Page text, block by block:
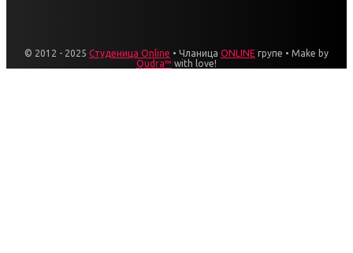
© 2012 - 2025 Студеница Online • Чланица ONLINE групе • Make by
Qudra™ with love!